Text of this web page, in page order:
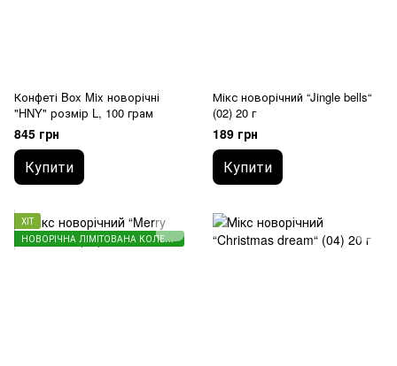
Конфеті Box Mix новорічні
"HNY" розмір L, 100 грам
845 грн
Купити
Мікс новорічний “Jingle bells“
(02) 20 г
189 грн
Купити
ХІТ
НОВОРІЧНА ЛІМІТОВАНА КОЛЕКЦІЯ